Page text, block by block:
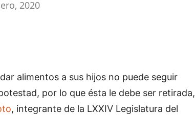
2020
alimentos a sus hijos no puede seguir
por lo que ésta le debe ser retirada,
, integrante de la LXXIV Legislatura del